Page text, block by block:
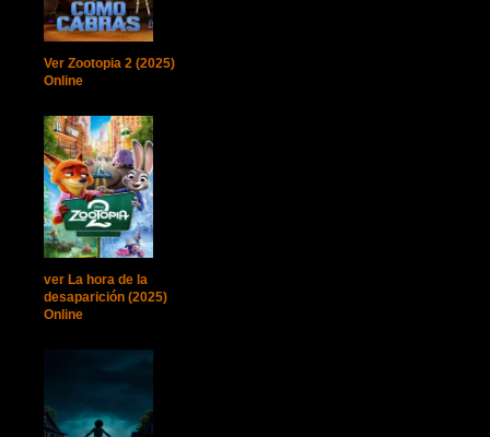
Ver Zootopia 2 (2025)
Online
ver La hora de la
desaparición (2025)
Online